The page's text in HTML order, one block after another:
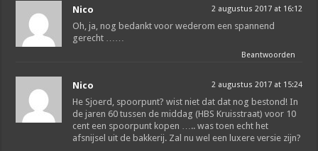
Nico 2 augustus 2017 at 16:12
Oh, ja, nog bedankt voor wederom een spannend
gerecht ……
Beantwoorden
Nico 2 augustus 2017 at 15:24
He Sjoerd, spoorpunt? wist niet dat dat nog bestond! In
de jaren 60 tussen de middag (HBS Kruisstraat) voor 10
cent een spoorpunt kopen ….. was toen echt het
afsnijsel uit de bakkerij. Zal nu wel een luxere versie zijn?